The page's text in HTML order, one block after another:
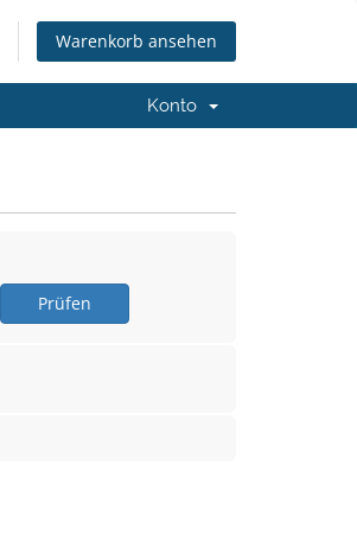
Warenkorb ansehen
Konto
Prüfen